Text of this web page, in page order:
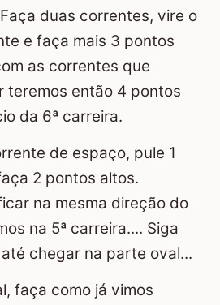
duas correntes, vire o
e faça mais 3 pontos
as correntes que
teremos então 4 pontos
da 6ª carreira.
de espaço, pule 1
2 pontos altos.
na mesma direção do
na 5ª carreira.... Siga
chegar na parte oval...
faça como já vimos